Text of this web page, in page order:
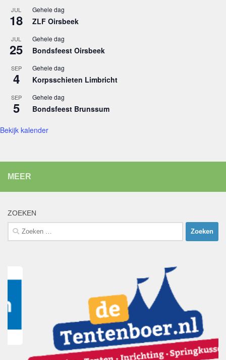
JUL
18
Gehele dag
ZLF Oirsbeek
JUL
25
Gehele dag
Bondsfeest Oirsbeek
SEP
4
Gehele dag
Korpsschieten Limbricht
SEP
5
Gehele dag
Bondsfeest Brunssum
Bekijk kalender
MEER
ZOEKEN
Zoeken
naar: